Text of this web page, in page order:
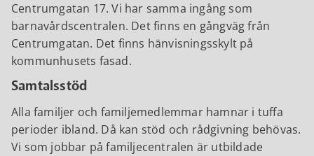
Centrumgatan 17. Vi har samma ingång som
barnavårdscentralen. Det finns en gångväg från
Centrumgatan. Det finns hänvisningsskylt på
kommunhusets fasad.
Samtalsstöd
Alla familjer och familjemedlemmar hamnar i tuffa
perioder ibland. Då kan stöd och rådgivning behövas.
Vi som jobbar på familjecentralen är utbildade